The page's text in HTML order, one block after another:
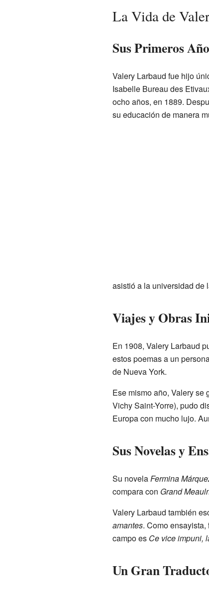
La Vida de
Sus Primeros
Valery Larbaud fue hijo
Isabelle Bureau des
ocho años, en 1889.
su educación de manera
asistió a la universidad de
Viajes y Obras
En 1908, Valery Larbaud
estos poemas a un
de Nueva York.
Ese mismo año, Valery se
Vichy Saint-Yorre), pudo
Europa con mucho lujo.
Sus Novelas y
Su novelaFermina
compara con Grand
Valery Larbaud también
amantes. Como
campo es Ce vice impuni,
Un Gran